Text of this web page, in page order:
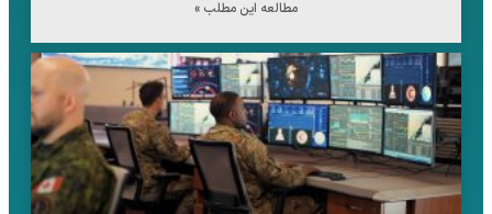
مطالعه این مطلب »